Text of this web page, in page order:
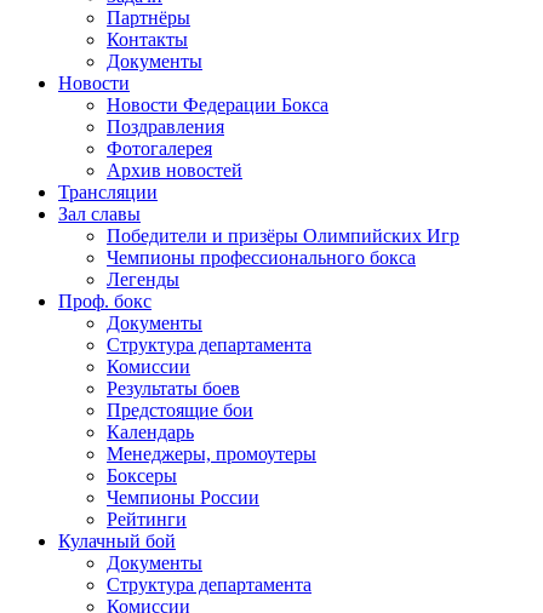
Партнёры
Контакты
Документы
Новости
Новости Федерации Бокса
Поздравления
Фотогалерея
Архив новостей
Трансляции
Зал славы
Победители и призёры Олимпийских Игр
Чемпионы профессионального бокса
Легенды
Проф. бокс
Документы
Структура департамента
Комиссии
Результаты боев
Предстоящие бои
Календарь
Менеджеры, промоутеры
Боксеры
Чемпионы России
Рейтинги
Кулачный бой
Документы
Структура департамента
Комиссии